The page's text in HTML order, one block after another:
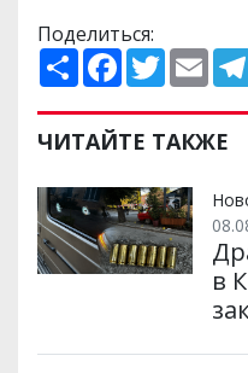
Поделиться:
П
о
и
р
и
и
F
a
e
b
o
k
T
w
t
t
e
E
m
i
l
ЧИТАЙТЕ ТАКЖЕ
в